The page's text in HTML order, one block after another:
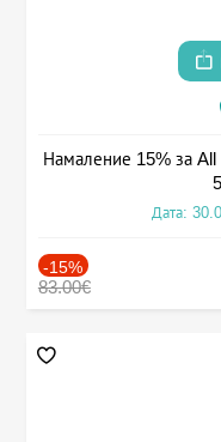
Намаление 15% за
Дата:
-15%
83.00€